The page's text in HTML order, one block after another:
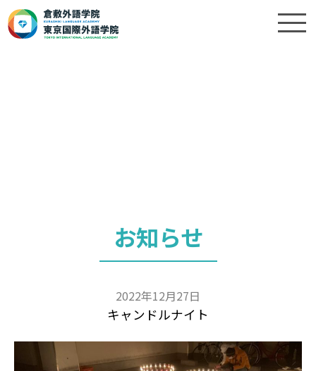
お知らせ
2022年12月27日
キャンドルナイト